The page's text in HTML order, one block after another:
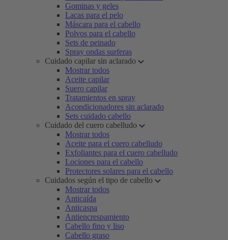
Gominas y geles
Lacas para el pelo
Máscara para el cabello
Polvos para el cabello
Sets de peinado
Spray ondas surferas
Cuidado capilar sin aclarado
Mostrar todos
Aceite capilar
Suero capilar
Tratamientos en spray
Acondicionadores sin aclarado
Sets cuidado cabello
Cuidado del cuero cabelludo
Mostrar todos
Aceite para el cuero cabelludo
Exfoliantes para el cuero cabelludo
Lociones para el cabello
Protectores solares para el cabello
Cuidados según el tipo de cabello
Mostrar todos
Anticaída
Anticaspa
Antiencrespamiento
Cabello fino y liso
Cabello graso